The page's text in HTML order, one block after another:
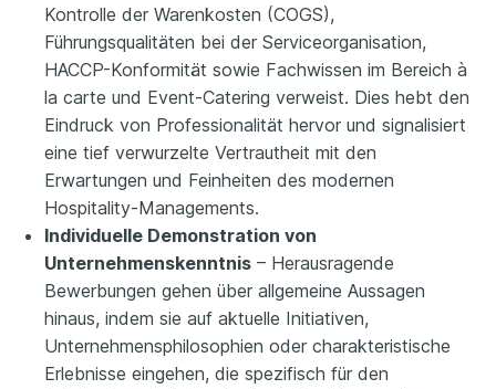
Kontrolle der Warenkosten (COGS),
Führungsqualitäten bei der Serviceorganisation,
HACCP-Konformität sowie Fachwissen im Bereich à
la carte und Event-Catering verweist. Dies hebt den
Eindruck von Professionalität hervor und signalisiert
eine tief verwurzelte Vertrautheit mit den
Erwartungen und Feinheiten des modernen
Hospitality-Managements.
Individuelle Demonstration von
Unternehmenskenntnis – Herausragende
Bewerbungen gehen über allgemeine Aussagen
hinaus, indem sie auf aktuelle Initiativen,
Unternehmensphilosophien oder charakteristische
Erlebnisse eingehen, die spezifisch für den